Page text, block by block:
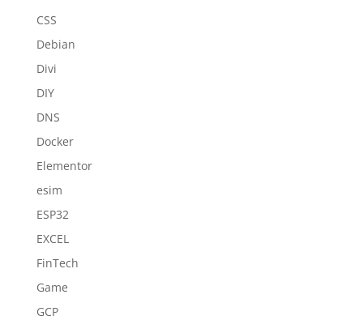
CSS
Debian
Divi
DIY
DNS
Docker
Elementor
esim
ESP32
EXCEL
FinTech
Game
GCP